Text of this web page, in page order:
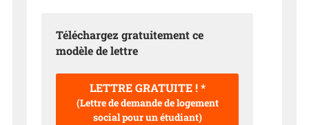
Téléchargez gratuitement ce
modèle de lettre
LETTRE GRATUITE ! *
(Lettre de demande de logement
social pour un étudiant)